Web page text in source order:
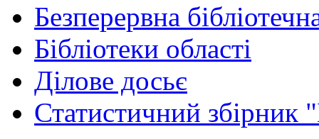
Безперервна
Бібліотеки області
Ділове досьє
Статистичний